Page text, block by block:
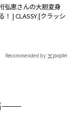
弘恵さんの大胆変身
！ | CLASSY.[クラッシ
Recommended by